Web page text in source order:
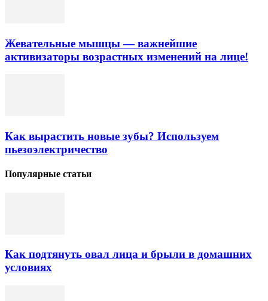
Жевательные мышцы — важнейшие
активизаторы возрастных изменений на лице!
Как вырастить новые зубы? Используем
пьезоэлектричество
Популярные статьи
Как подтянуть овал лица и брыли в домашних
условиях